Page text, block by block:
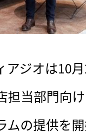
ジオは10
担当部門向
ムの提供を